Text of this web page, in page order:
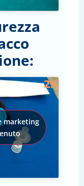
marketing